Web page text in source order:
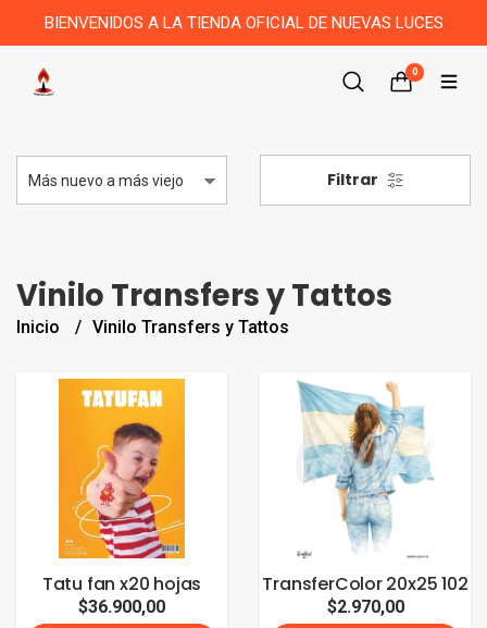
BIENVENIDOS A LA TIENDA OFICIAL DE NUEVAS LUCES
0
Filtrar
Vinilo Transfers y Tattos
Inicio Vinilo Transfers y Tattos
Tatu fan x20 hojas
$36.900,00
TransferColor 20x25 102
$2.970,00